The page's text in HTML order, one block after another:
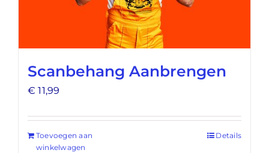
Scanbehang Aanbrengen
€ 11,99
Toevoegen aan
winkelwagen
Details